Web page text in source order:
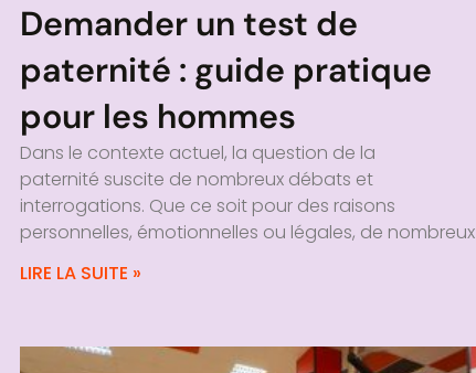
Demander un test de
paternité : guide pratique
pour les hommes
Dans le contexte actuel, la question de la
paternité suscite de nombreux débats et
interrogations. Que ce soit pour des raisons
personnelles, émotionnelles ou légales, de nombreux
LIRE LA SUITE »